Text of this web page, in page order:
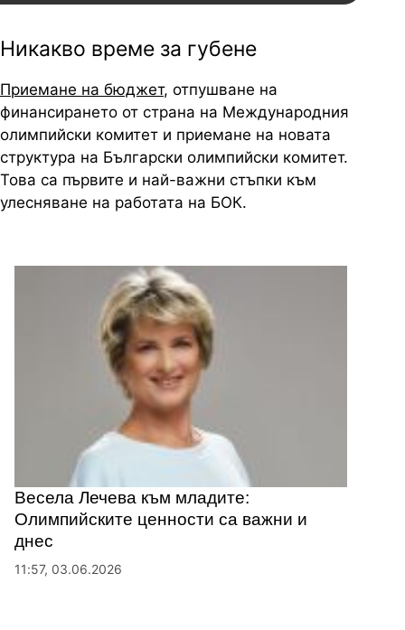
Никакво време за губене
Приемане на бюджет, отпушване на
финансирането от страна на Международния
олимпийски комитет и приемане на новата
структура на Български олимпийски комитет.
Това са първите и най-важни стъпки към
улесняване на работата на БОК.
Весела Лечева към младите:
Олимпийските ценности са важни и
днес
11:57, 03.06.2026